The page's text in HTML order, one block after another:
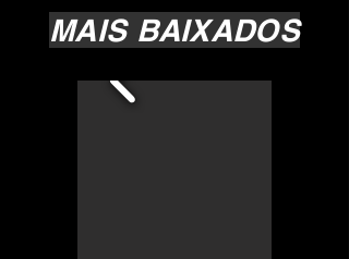
MAIS BAIXADOS